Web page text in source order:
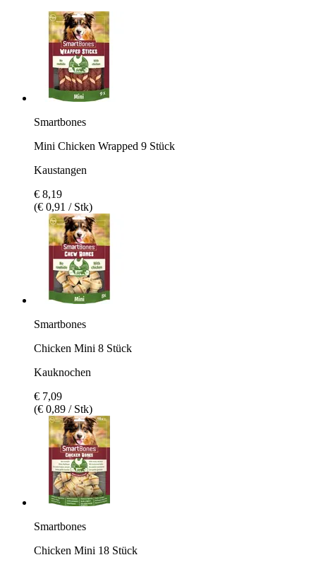
Smartbones
Mini Chicken Wrapped 9 Stück
Kaustangen
€ 8,19
(€ 0,91 / Stk)
Smartbones
Chicken Mini 8 Stück
Kauknochen
€ 7,09
(€ 0,89 / Stk)
Smartbones
Chicken Mini 18 Stück